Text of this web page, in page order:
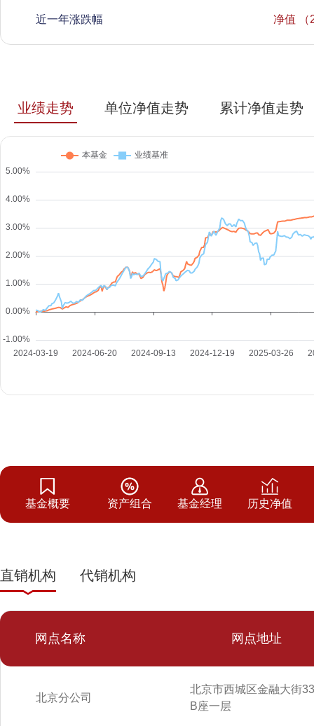
近一年涨跌幅 净值 （
业绩走势 单位净值走势 累计净值走势
基金概要 资产组合 基金经理 历史净值
直销机构 代销机构
网点名称 网点地址
北京分公司
北京市西城区金融大街
B座一层